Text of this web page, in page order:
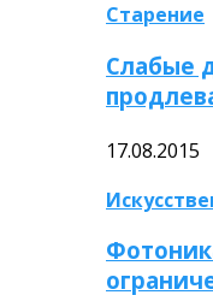
Старение
Слабые
17.08.2015